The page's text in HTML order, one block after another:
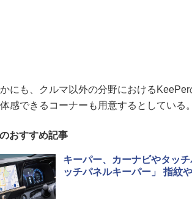
にも、クルマ以外の分野におけるKeePer
感できるコーナーも用意するとしている。
おすすめ記事
キーパー、カーナビやタッ
ッチパネルキーパー」 指紋